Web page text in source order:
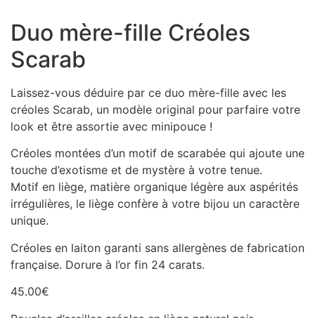
Duo mère-fille Créoles
Scarab
Laissez-vous déduire par ce duo mère-fille avec les
créoles Scarab, un modèle original pour parfaire votre
look et être assortie avec minipouce !
Créoles montées d’un motif de scarabée qui ajoute une
touche d’exotisme et de mystère à votre tenue.
Motif en liège, matière organique légère aux aspérités
irrégulières, le liège confère à votre bijou un caractère
unique.
Créoles en laiton garanti sans allergènes de fabrication
française. Dorure à l’or fin 24 carats.
45.00€